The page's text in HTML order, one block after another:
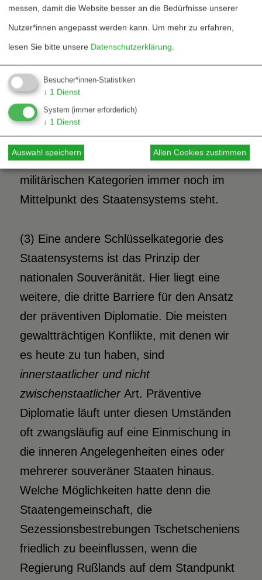
Brandschutzbeauftragten, so wird auch
über militärische »out-of-area«-Einsätze
wesentlich heftiger diskutiert als über
Wege und Formen ziviler
Konfliktprävention. Diese Neigung zum
Feuerwehr-Modell ist freilich keine
Besonderheit der internationalen Politik.
Möglicherweise hält es sich hier aber auch
deshalb so hartnäckig, weil das Denken in
militärischen Kategorien immer noch im
Mittelpunkt des Staatensystems steht.
(3) Eine andere Schlüsselkategorie des
Staatensystems ist das Prinzip der
nationalen Souveränität. Hier liegt eine
weitere, die dritte Barriere für den Ansatz
der präventiven Diplomatie. Die meisten
gewaltträchtigen Konflikte, mit denen wir
es heute zu tun haben, sind
innerstaatlicher und nicht
zwischenstaatlicher Art. Präventive
Diplomatie läuft unter diesen Umständen
oft zwangsläufig auf eine Einmischung in
die inneren Angelegenheiten eines oder
mehrerer souveräner Staaten hinaus.
Welche Möglichkeiten hatte denn die
Staatengemeinschaft, die
Sezessionsbestrebungen Tschetscheniens
friedlich zu beeinflussen, wenn die
Regierung Rußlands auf dem Standpunkt
messen, damit die Website besser an die Bedürfnisse unserer
Nutzer*innen angepasst werden kann. Um mehr zu erfahren,
lesen Sie bitte unsere Datenschutzerklärung.
Besucher*innen-Statistiken
↓ 1 Dienst
System (immer erforderlich)
↓ 1 Dienst
Auswahl speichern Allen Cookies zustimmen